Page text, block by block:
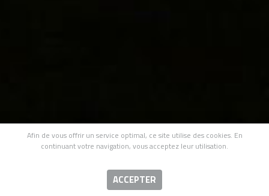
Afin de vous offrir un service optimal, ce site utilise des cookies. En
continuant votre navigation, vous acceptez leur utilisation.
ACCEPTER